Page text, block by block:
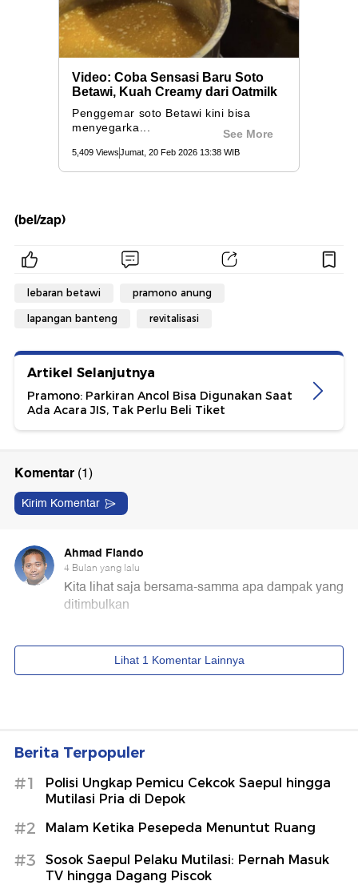
(bel/zap)
lebaran betawi pramono anung
lapangan banteng revitalisasi
Artikel Selanjutnya
Pramono: Parkiran Ancol Bisa Digunakan Saat
Ada Acara JIS, Tak Perlu Beli Tiket
Berita Terpopuler
#1
Polisi Ungkap Pemicu Cekcok Saepul hingga
Mutilasi Pria di Depok
#2 Malam Ketika Pesepeda Menuntut Ruang
#3
Sosok Saepul Pelaku Mutilasi: Pernah Masuk
TV hingga Dagang Piscok